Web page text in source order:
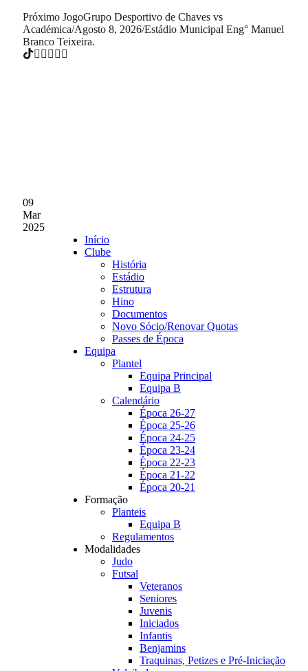
Próximo JogoGrupo Desportivo de Chaves vs
Académica/Agosto 8, 2026/Estádio Municipal Eng° Manuel
Branco Teixeira.
Início
Clube
História
Estádio
Estrutura
Hino
Documentos
Novo Sócio/Renovar Quotas
Passes de Época
Equipa
Plantel
Equipa Principal
Equipa B
Calendário
Época 26-27
Época 25-26
Época 24-25
Época 23-24
Época 22-23
Época 21-22
Época 20-21
Formação
Planteis
Equipa B
Regulamentos
Modalidades
Judo
Futsal
Veteranos
Seniores
Juvenis
Iniciados
Infantis
Benjamins
Traquinas, Petizes e Pré-Iniciação
09
Mar
2025